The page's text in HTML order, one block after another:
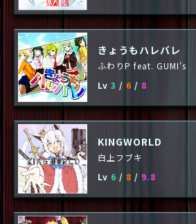
きょうもハレバレ
ふわりP feat. GUMI's
Lv 3 / 6 / 8
KINGWORLD
白上フブキ
Lv 6 / 8 / 9.8